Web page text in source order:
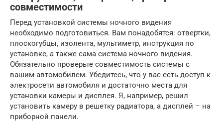
совместимости
Перед установкой системы ночного видения
необходимо подготовиться. Вам понадобятся: отвертки,
плоскогубцы, изолента, мультиметр, инструкция по
установке, а также сама система ночного видения.
Обязательно проверьте совместимость системы с
вашим автомобилем. Убедитесь, что у вас есть доступ к
электросети автомобиля и достаточно места для
установки камеры и дисплея. Я, например, решил
установить камеру в решетку радиатора, а дисплей – на
приборной панели.